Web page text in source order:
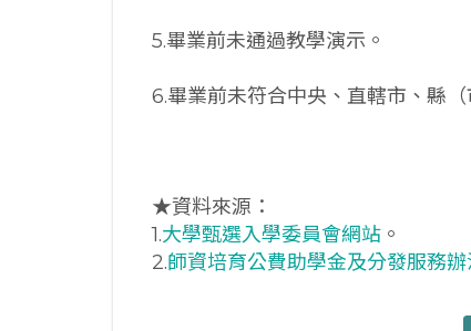
5.畢業前未通過教學演示。
6.畢業前未符合中央、直轄市、縣
★資料來源：
1.大學甄選入學委員會網站 。
2.師資培育公費助學金及分發服務辦